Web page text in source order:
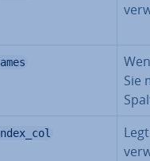
Sie